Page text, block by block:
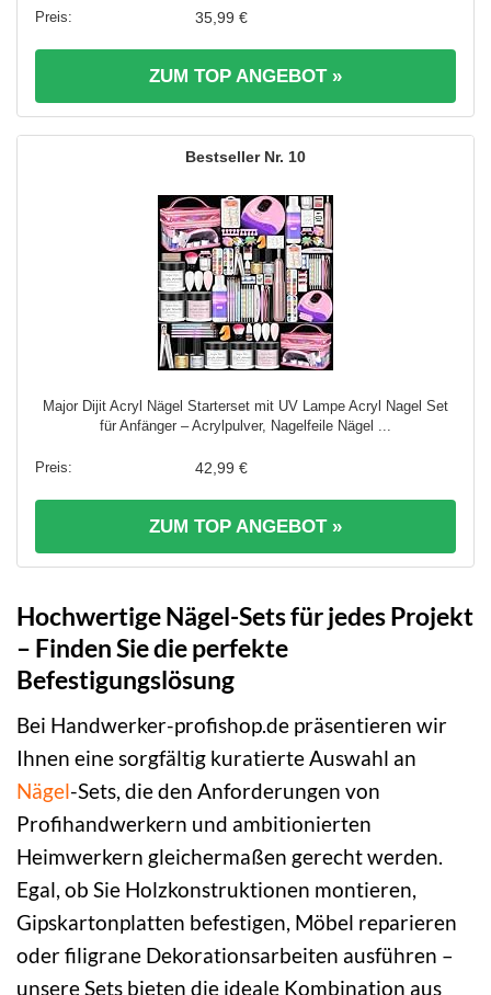
35,99 €
ZUM TOP ANGEBOT »
10
Major Dijit Acryl Nägel Starterset mit UV Lampe Acryl Nagel Set
für Anfänger – Acrylpulver, Nagelfeile Nägel ...
42,99 €
ZUM TOP ANGEBOT »
Hochwertige Nägel-Sets für jedes Projekt
– Finden Sie die perfekte
Befestigungslösung
Bei Handwerker-profishop.de präsentieren wir
Ihnen eine sorgfältig kuratierte Auswahl an
Nägel-Sets, die den Anforderungen von
Profihandwerkern und ambitionierten
Heimwerkern gleichermaßen gerecht werden.
Egal, ob Sie Holzkonstruktionen montieren,
Gipskartonplatten befestigen, Möbel reparieren
oder filigrane Dekorationsarbeiten ausführen –
unsere Sets bieten die ideale Kombination aus